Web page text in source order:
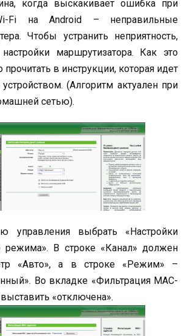
когда выскакивает ошибка при
Fi на Android – неправильные
Чтобы устранить неприятность,
маршрутизатора. Как это
в инструкции, которая идет
(Алгоритм актуален при
сетью).
выбрать «Настройки
режима». В строке «Канал» должен
«Авто», а в строке «Режим» –
Во вкладке «Фильтрация МАС-
«отключена».